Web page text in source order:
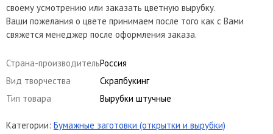
своему усмотрению или заказать цветную вырубку.
Ваши пожелания о цвете принимаем после того как с Вами
свяжется менеджер после оформления заказа.
Страна-производительРоссия
Вид творчества
Скрапбукинг
Тип товара
Вырубки штучные
Категории: Бумажные заготовки (открытки и вырубки)